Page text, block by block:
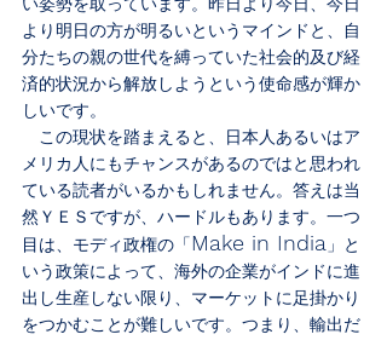
より明日の方が明るいというマインドと、自
分たちの親の世代を縛っていた社会的及び経
済的状況から解放しようという使命感が輝か
しいです。
この現状を踏まえると、日本人あるいはア
メリカ人にもチャンスがあるのではと思われ
ている読者がいるかもしれません。答えは当
然ＹＥＳですが、ハードルもあります。一つ
目は、モディ政権の「Make in India 」と
いう政策によって、海外の企業がインドに進
出し生産しない限り、マーケットに足掛かり
をつかむことが難しいです。つまり、輸出だ